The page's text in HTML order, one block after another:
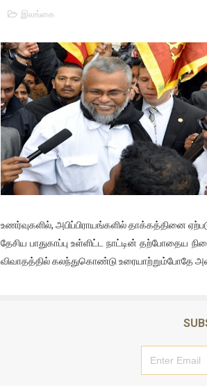
சீனா இலங்கையிடம் 8 மில்லியன்
01/11/2021 Scotland ல்
பாலச்சந்திரன் மற்றும்
பிரிட்டனால் கடத்தப்படும்
வர்ராரு...வர்ராரு... அண்ணாத்த
கைது செய்யப்பட்ட இளைஞன்
தடுப்பூசியை பெற்றுக்
தியாகதீபம் லெப்.கேணல்
இலங்கை
உணர்வுகளில், அபிப்பிராயங்களில் தாக்கத்தினை
தேசிய பாதுகாப்பு உள்ளிட்ட நாட்டின் தற்போதைய
விவாதத்தில் கலந்துகொண்டு உரையாற்றும்போதே அவர்